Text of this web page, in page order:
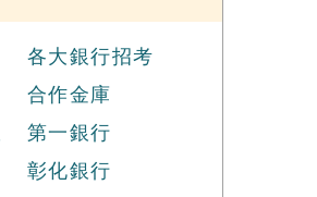
各大銀行招考
合作金庫
第一銀行
彰化銀行